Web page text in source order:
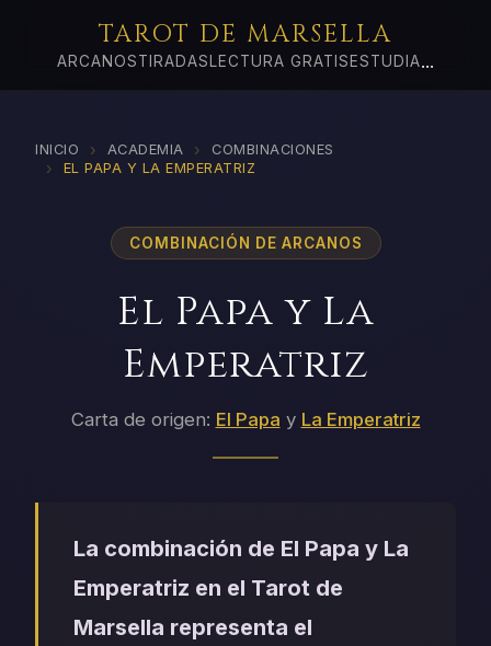
TAROT DE MARSELLA
ARCANOSTIRADAS LECTURA GRATIS ESTUDIA...
INICIO › ACADEMIA › COMBINACIONES
› EL PAPA Y LA EMPERATRIZ
COMBINACIÓN DE ARCANOS
El Papa y La
Emperatriz
Carta de origen: El Papa y La Emperatriz
La combinación de El Papa y La
Emperatriz en el Tarot de
Marsella representa el